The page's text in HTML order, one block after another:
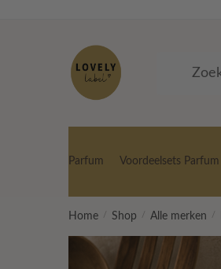
Zoeken
Parfum Voordeelsets Parfum
Home / Shop / Alle merken /